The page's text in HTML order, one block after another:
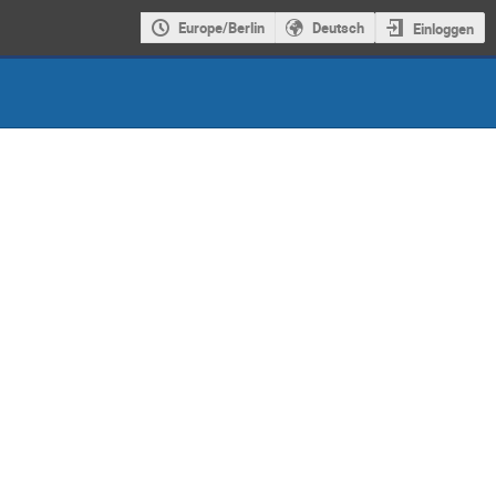
Europe/Berlin Deutsch Einloggen